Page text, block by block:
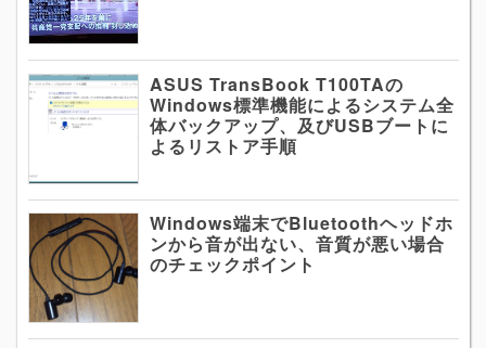
ASUS TransBook T100TAの
Windows標準機能によるシステム全
体バックアップ、及びUSBブートに
よるリストア手順
Windows端末でBluetoothヘッドホ
ンから音が出ない、音質が悪い場合
のチェックポイント